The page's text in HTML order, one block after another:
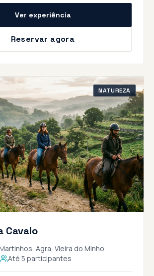
Ver experiência
Reservar agora
NATUREZA
Cavalo
Agra, Vieira do Minho
Até 5 participantes